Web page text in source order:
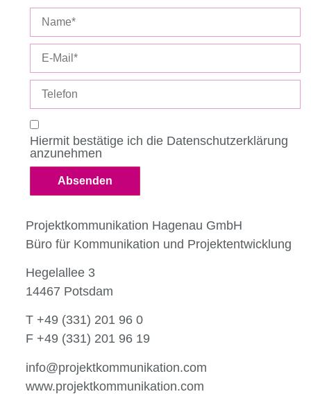
Hiermit bestätige ich die Datenschutzerklärung
anzunehmen
Absenden
Projektkommunikation Hagenau GmbH
Büro für Kommunikation und Projektentwicklung
Hegelallee 3
14467 Potsdam
T +49 (331) 201 96 0
F +49 (331) 201 96 19
info@projektkommunikation.com
www.projektkommunikation.com